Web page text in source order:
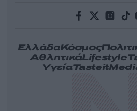
ΕλλάδαΚόσμος
ΑθλητικάLifestyle
ΥγείαTasteit